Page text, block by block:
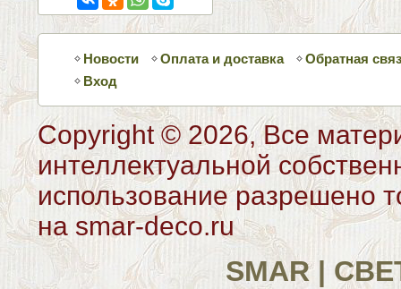
Новости Оплата и доставка
Обратная
Вход
Copyright © 2026, Все
интеллектуальной
использование разрешено
на smar-deco.ru
SMAR |